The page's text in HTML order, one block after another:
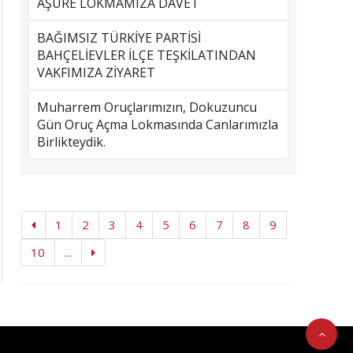
BAĞIMSIZ TÜRKİYE PARTİSİ
BAHÇELİEVLER İLÇE TEŞKİLATINDAN
VAKFIMIZA ZİYARET
Muharrem Oruçlarımızın, Dokuzuncu
Gün Oruç Açma Lokmasında Canlarımızla
Birlikteydik.
1 2 3 4 5 6 7 8
9
10
...